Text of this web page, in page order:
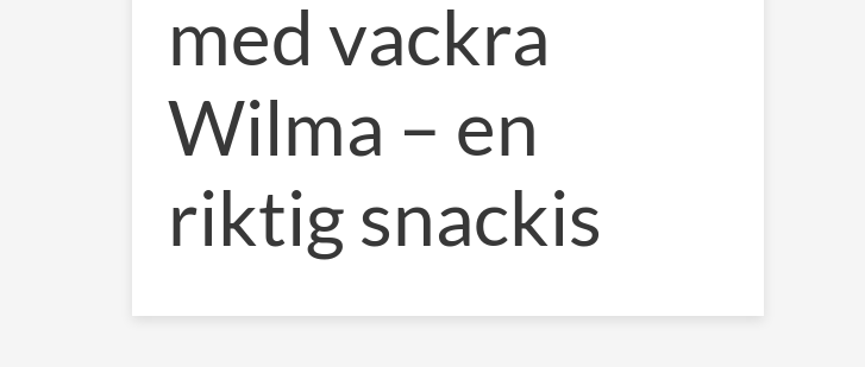
med vackra
Wilma – en
riktig snackis